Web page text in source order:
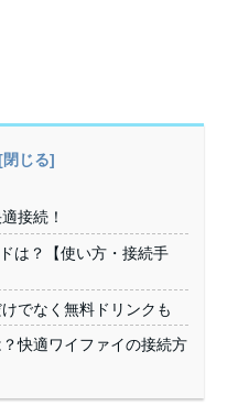
接続！
は？【使い方・接続手
でなく無料ドリンクも
快適ワイファイの接続方